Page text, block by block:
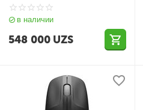
в наличии
548 000 UZS